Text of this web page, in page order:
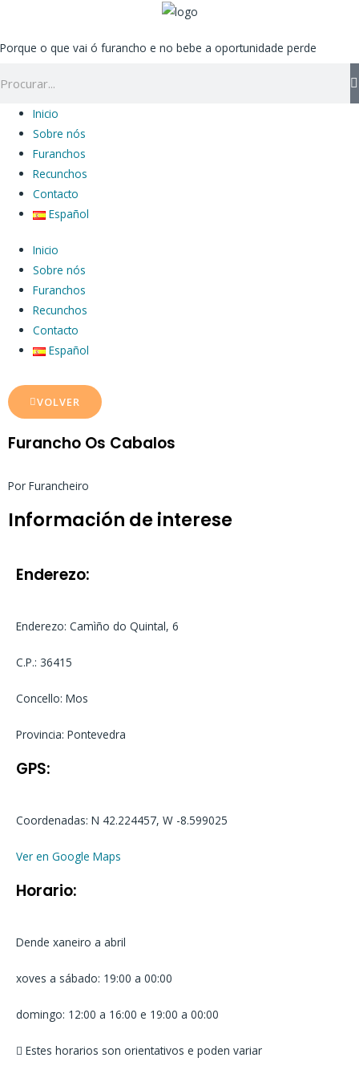
contido
Porque o que vai ó furancho e no bebe a oportunidade perde
Inicio
Sobre nós
Furanchos
Recunchos
Contacto
Español
Inicio
Sobre nós
Furanchos
Recunchos
Contacto
Español
VOLVER
Furancho Os Cabalos
Por Furancheiro
Información de interese
Enderezo:
Enderezo: Camìño do Quintal, 6
C.P.: 36415
Concello: Mos
Provincia: Pontevedra
GPS:
Coordenadas: N 42.224457, W -8.599025
Ver en Google Maps
Horario:
Dende xaneiro a abril
xoves a sábado: 19:00 a 00:00
domingo: 12:00 a 16:00 e 19:00 a 00:00
Estes horarios son orientativos e poden variar